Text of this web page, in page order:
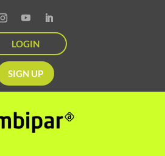
LOGIN
SIGN UP